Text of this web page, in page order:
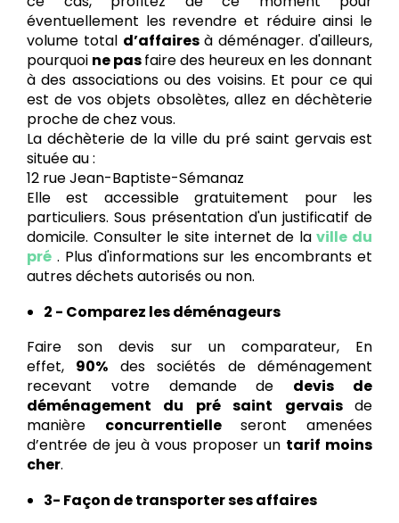
éventuellement les revendre et réduire ainsi le
volume total d’affaires à déménager. d'ailleurs,
pourquoi ne pasfaire des heureux en les donnant
à des associations ou des voisins. Et pour ce qui
est de vos objets obsolètes, allez en déchèterie
proche de chez vous.
La déchèterie de la ville du pré saint gervais est
située au :
12 rue Jean-Baptiste-Sémanaz
Elle est accessible gratuitement pour les
particuliers. Sous présentation d'un justificatif de
domicile. Consulter le site internet de laville du
pré . Plus d'informations sur les encombrants et
autres déchets autorisés ou non.
2 - Comparez les déménageurs
Faire son devis sur un comparateur, En
effet, 90% des sociétés de déménagement
recevant votre demande de devis de
déménagement du pré saint gervais de
manière concurrentielleseront amenées
d’entrée de jeu à vous proposer un tarif moins
cher.
3- Façon de transporter ses affaires